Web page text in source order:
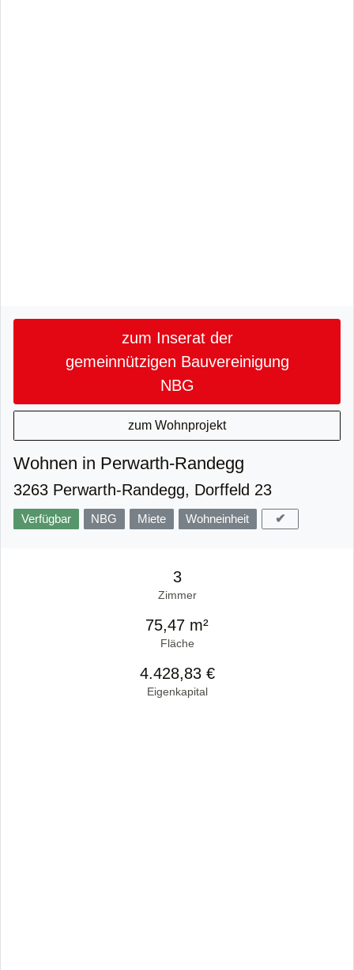
zum Inserat der
gemeinnützigen Bauvereinigung
NBG
zum Wohnprojekt
Wohnen in Perwarth-Randegg
3263 Perwarth-Randegg, Dorffeld 23
Verfügbar NBG Miete Wohneinheit ✔
3
Zimmer
75,47 m²
Fläche
4.428,83 €
Eigenkapital